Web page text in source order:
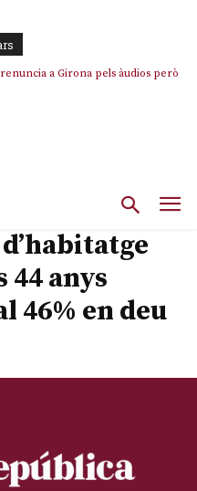
a Girona pels àudios però
del repartiment dels menors
44 anys
46% en deu